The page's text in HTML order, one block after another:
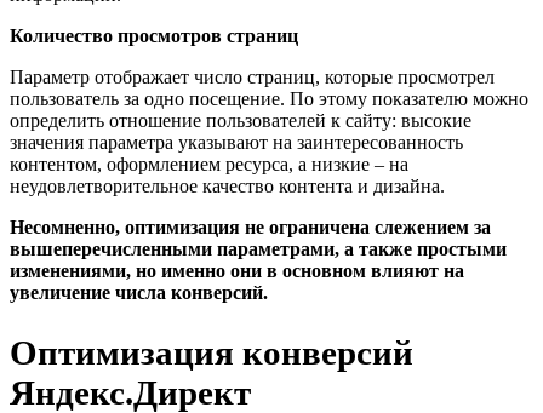
Количество просмотров страниц
Параметр отображает число страниц, которые просмотрел
пользователь за одно посещение. По этому показателю можно
определить отношение пользователей к сайту: высокие
значения параметра указывают на заинтересованность
контентом, оформлением ресурса, а низкие – на
неудовлетворительное качество контента и дизайна.
Несомненно, оптимизация не ограничена слежением за
вышеперечисленными параметрами, а также простыми
изменениями, но именно они в основном влияют на
увеличение числа конверсий.
Оптимизация конверсий
Яндекс.Директ